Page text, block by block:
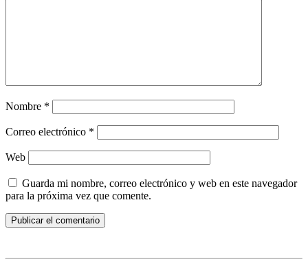
Nombre *
Correo electrónico *
Web
Guarda mi nombre, correo electrónico y web en este navegador
para la próxima vez que comente.